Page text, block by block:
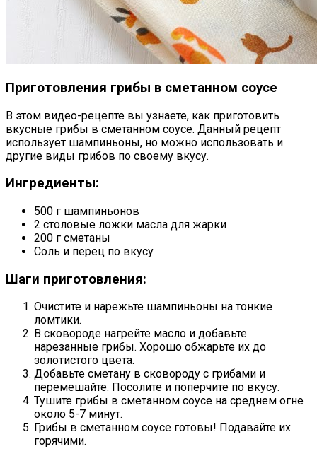
Приготовления грибы в сметанном соусе
В этом видео-рецепте вы узнаете, как приготовить
вкусные грибы в сметанном соусе. Данный рецепт
использует шампиньоны, но можно использовать и
другие виды грибов по своему вкусу.
Ингредиенты:
500 г шампиньонов
2 столовые ложки масла для жарки
200 г сметаны
Соль и перец по вкусу
Шаги приготовления:
Очистите и нарежьте шампиньоны на тонкие
ломтики.
В сковороде нагрейте масло и добавьте
нарезанные грибы. Хорошо обжарьте их до
золотистого цвета.
Добавьте сметану в сковороду с грибами и
перемешайте. Посолите и поперчите по вкусу.
Тушите грибы в сметанном соусе на среднем огне
около 5-7 минут.
Грибы в сметанном соусе готовы! Подавайте их
горячими.